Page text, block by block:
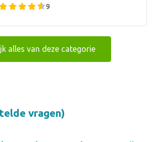
9
alles van deze categorie
vragen)